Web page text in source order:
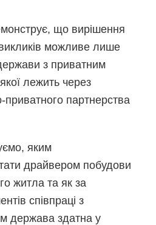
що вирішення
можливе лише
з приватним
лежить через
партнерства
яким
драйвером побудови
житла та як за
співпраці з
держава здатна у